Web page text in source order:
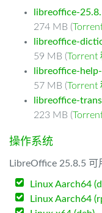
libreoffice-
274 MB (
libreoffice-
59 MB (Torrent
libreoffice-
57 MB (Torrent
libreoffice-
223 MB (
操作系统
LibreOffice 25.8.5
Linux Aarch64
Linux Aarch64